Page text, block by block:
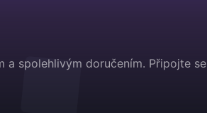
a spolehlivým doručením. Připojte